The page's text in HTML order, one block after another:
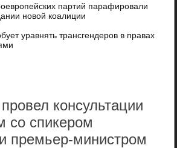
партий парафировали
новой коалиции
уравнять трансгендеров в правах
консультации
со спикером
премьер-министром